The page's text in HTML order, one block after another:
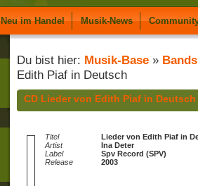
Neu im Handel Musik-News
Du bist hier: Musik-Base » Bands
Edith Piaf in Deutsch
CD Lieder von Edith Piaf in
Titel
Lieder von Edith Piaf in
Artist
Ina Deter
Label
Spv Record (SPV)
Release
2003